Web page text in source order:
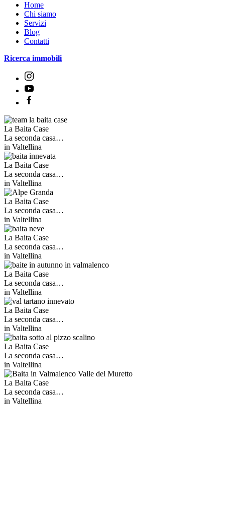
Home
Chi siamo
Servizi
Blog
Contatti
Ricerca immobili
La Baita Case
La seconda casa…
in Valtellina
La Baita Case
La seconda casa…
in Valtellina
La Baita Case
La seconda casa…
in Valtellina
La Baita Case
La seconda casa…
in Valtellina
La Baita Case
La seconda casa…
in Valtellina
La Baita Case
La seconda casa…
in Valtellina
La Baita Case
La seconda casa…
in Valtellina
La Baita Case
La seconda casa…
in Valtellina